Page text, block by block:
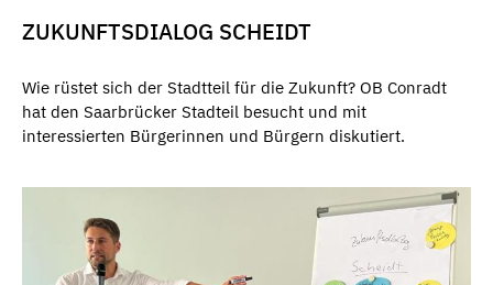
ZUKUNFTSDIALOG SCHEIDT
Wie rüstet sich der Stadtteil für die Zukunft? OB Conradt
hat den Saarbrücker Stadteil besucht und mit
interessierten Bürgerinnen und Bürgern diskutiert.